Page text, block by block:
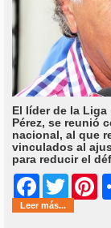
El líder de la
Pérez, se reunió
nacional, al que
vinculados al
para reducir el
Facebook
Twitter
Leer más...